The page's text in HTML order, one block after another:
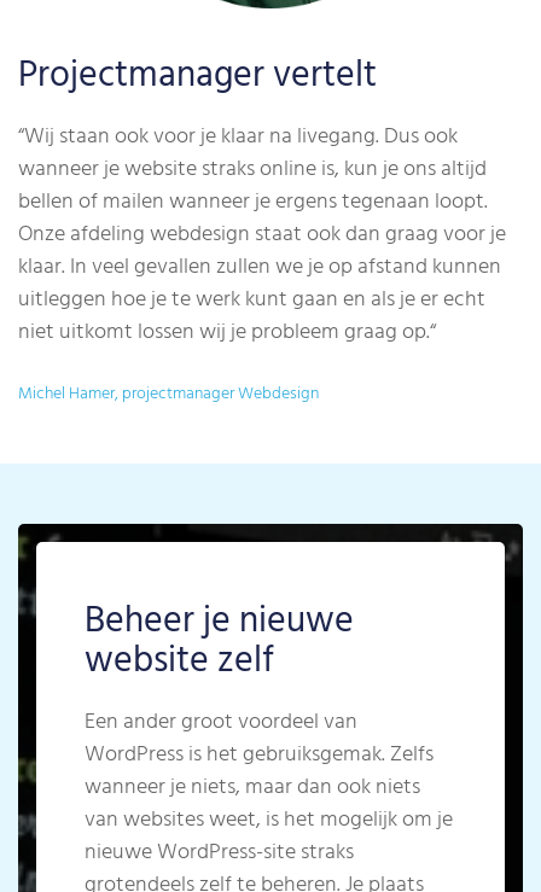
Projectmanager vertelt
“Wij staan ook voor je klaar na livegang. Dus ook
wanneer je website straks online is, kun je ons altijd
bellen of mailen wanneer je ergens tegenaan loopt.
Onze afdeling webdesign staat ook dan graag voor je
klaar. In veel gevallen zullen we je op afstand kunnen
uitleggen hoe je te werk kunt gaan en als je er echt
niet uitkomt lossen wij je probleem graag op.“
Michel Hamer, projectmanager Webdesign
Beheer je nieuwe
website zelf
Een ander groot voordeel van
WordPress is het gebruiksgemak. Zelfs
wanneer je niets, maar dan ook niets
van websites weet, is het mogelijk om je
nieuwe WordPress-site straks